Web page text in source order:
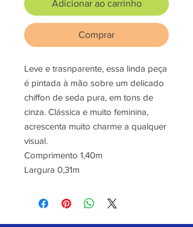
Adicionar ao carrinho
Comprar
Leve e trasnparente, essa linda peça
é pintada à mão sobre um delicado
chiffon de seda pura, em tons de
cinza. Clássica e muito feminina,
acrescenta muito charme a qualquer
visual.
Comprimento 1,40m
Largura 0,31m